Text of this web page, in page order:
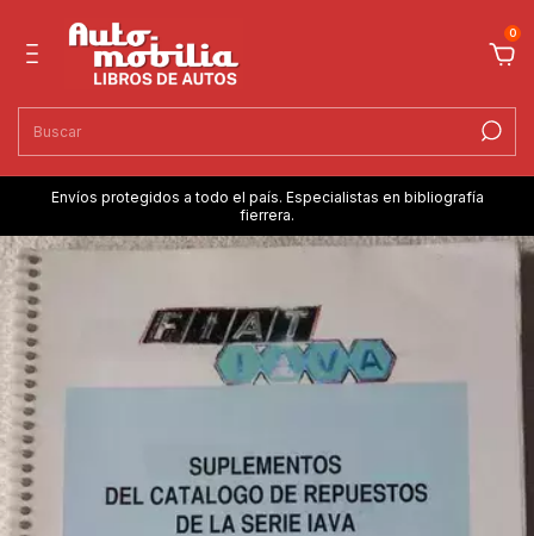
0
Envíos protegidos a todo el país. Especialistas en bibliografía
fierrera.